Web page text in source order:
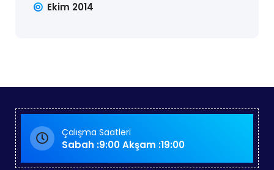
Ekim 2014
Çalışma Saatleri
Sabah :9:00 Akşam :19:00